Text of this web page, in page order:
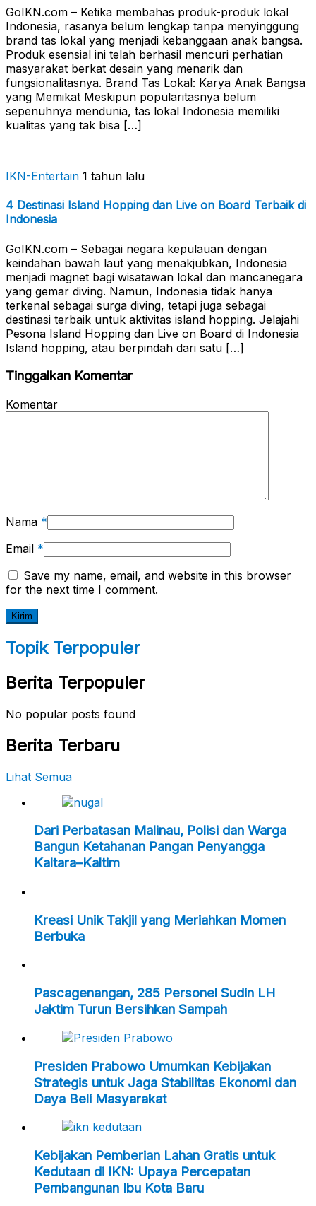
GoIKN.com – Ketika membahas produk-produk lokal
Indonesia, rasanya belum lengkap tanpa menyinggung
brand tas lokal yang menjadi kebanggaan anak bangsa.
Produk esensial ini telah berhasil mencuri perhatian
masyarakat berkat desain yang menarik dan
fungsionalitasnya. Brand Tas Lokal: Karya Anak Bangsa
yang Memikat Meskipun popularitasnya belum
sepenuhnya mendunia, tas lokal Indonesia memiliki
kualitas yang tak bisa […]
IKN-Entertain 1 tahun lalu
4 Destinasi Island Hopping dan Live on Board Terbaik di
Indonesia
GoIKN.com – Sebagai negara kepulauan dengan
keindahan bawah laut yang menakjubkan, Indonesia
menjadi magnet bagi wisatawan lokal dan mancanegara
yang gemar diving. Namun, Indonesia tidak hanya
terkenal sebagai surga diving, tetapi juga sebagai
destinasi terbaik untuk aktivitas island hopping. Jelajahi
Pesona Island Hopping dan Live on Board di Indonesia
Island hopping, atau berpindah dari satu […]
Tinggalkan Komentar
Komentar
Nama *
Email *
Save my name, email, and website in this browser
for the next time I comment.
Topik Terpopuler
Berita Terpopuler
No popular posts found
Berita Terbaru
Lihat Semua
Dari Perbatasan Malinau, Polisi dan Warga
Bangun Ketahanan Pangan Penyangga
Kaltara–Kaltim
Kreasi Unik Takjil yang Meriahkan Momen
Berbuka
Pascagenangan, 285 Personel Sudin LH
Jaktim Turun Bersihkan Sampah
Presiden Prabowo Umumkan Kebijakan
Strategis untuk Jaga Stabilitas Ekonomi dan
Daya Beli Masyarakat
Kebijakan Pemberian Lahan Gratis untuk
Kedutaan di IKN: Upaya Percepatan
Pembangunan Ibu Kota Baru